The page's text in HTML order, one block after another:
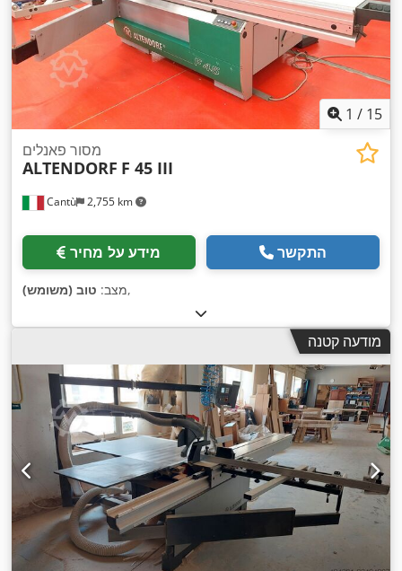
1 / 15
Cantù 2,755 km
מסור פאנלים
ALTENDORF F 45 III
מידע על מחיר התקשר
מצב: טוב (משומש) ,
מודעה קטנה